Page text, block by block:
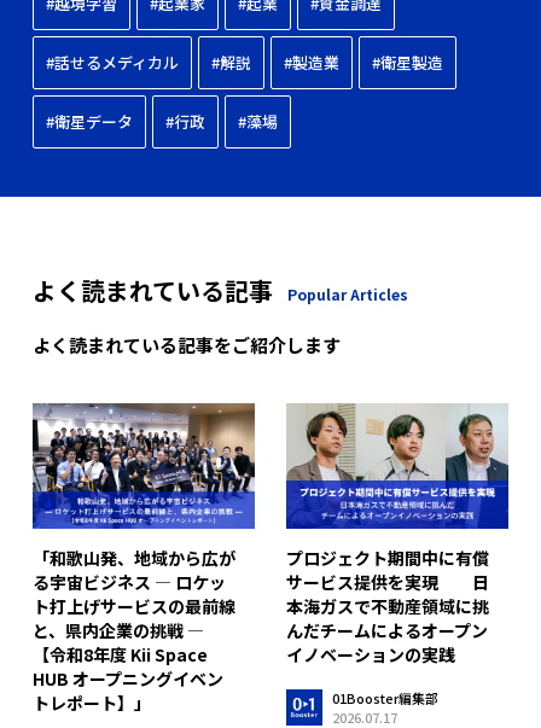
#話せるメディカル #解説 #製造業 #衛星製造
#衛星データ #行政 #藻場
よく読まれている記事 Popular Articles
よく読まれている記事をご紹介します
「和歌山発、地域から広が
る宇宙ビジネス ― ロケッ
ト打上げサービスの最前線
と、県内企業の挑戦 ―
【令和8年度 Kii Space
HUB オープニングイベン
トレポート】」
プロジェクト期間中に有償
サービス提供を実現 日
本海ガスで不動産領域に挑
んだチームによるオープン
イノベーションの実践
01Booster編集部
2026.07.17